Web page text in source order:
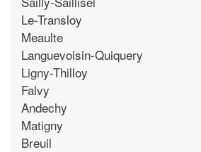
Le-Transloy
Meaulte
Languevoisin-Quiquery
Ligny-Thilloy
Falvy
Andechy
Matigny
Breuil